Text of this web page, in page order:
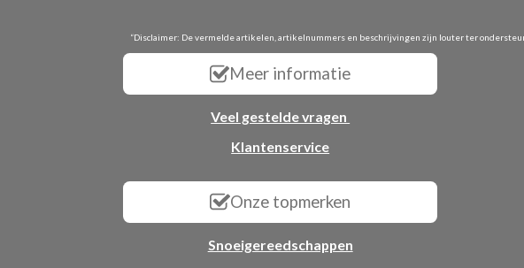
“Disclaimer: De vermelde artikelen, artikelnummers en beschrijvingen zijn louter ter
Meer informatie
Veel gestelde vragen
Klantenservice
Onze topmerken
Snoeigereedschappen